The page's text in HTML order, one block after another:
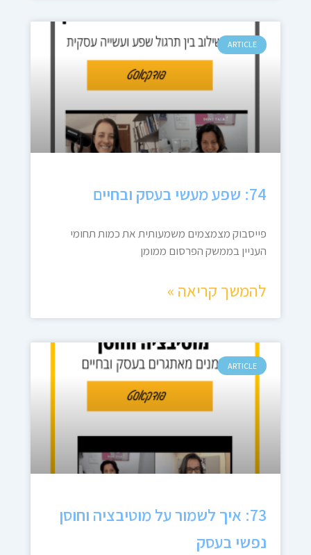
ARTICLE
74: שפע מעשי בעסק ובחיים
פייסבוק מצמצמים משמעותית את כמות תחומי
העניין בממשק הפרסום ממומן
להמשך קריאה »
ARTICLE
73: איך לשמור על מוטיבציה וחוסן
נפשי בעסק